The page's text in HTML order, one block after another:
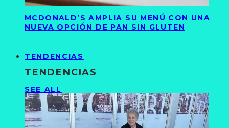
MCDONALD’S AMPLIA SU MENÚ CON UNA
NUEVA OPCIÓN DE PAN SIN GLUTEN
TENDENCIAS
TENDENCIAS
SEE ALL